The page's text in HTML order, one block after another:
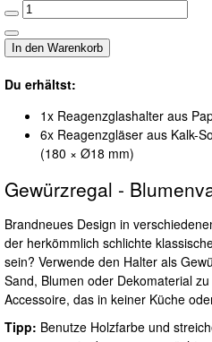
Du erhältst:
1x Reagenzglashalter aus
6x Reagenzgläser aus Kalk-
(180 × Ø18 mm)
Gewürzregal -
Brandneues Design in
der herkömmlich schlichte
sein? Verwende den Halter als
Sand, Blumen oder Dekomaterial
Accessoire, das in keiner Küche
Tipp: Benutze Holzfarbe und